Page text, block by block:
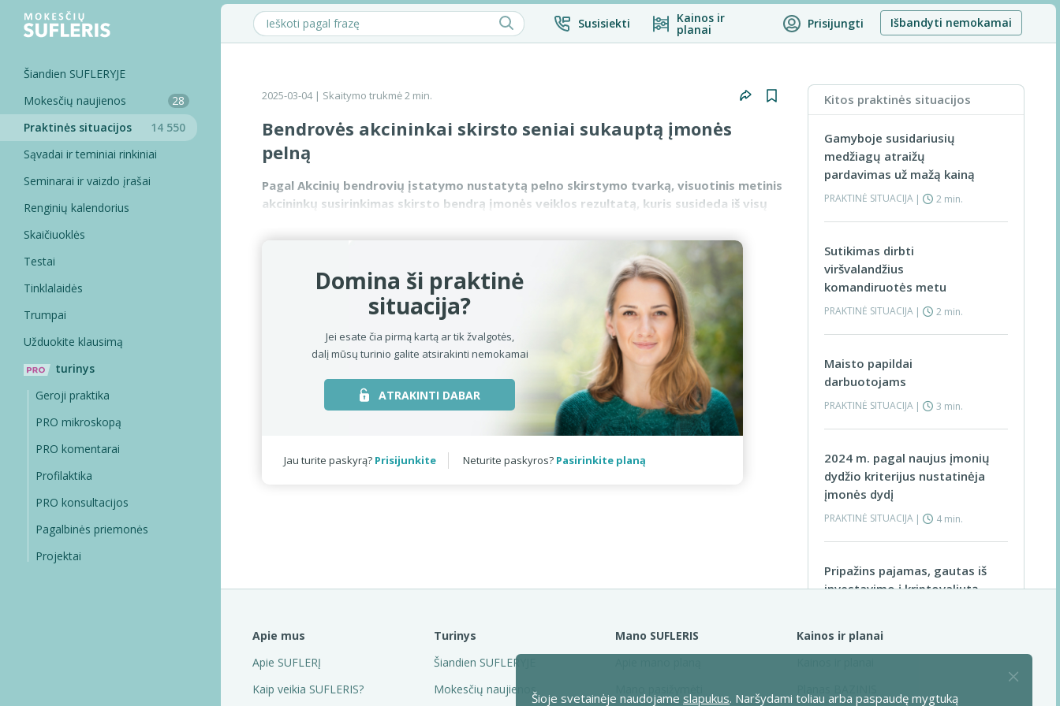
Šiandien SUFLERYJE
Mokesčių naujienos
28
Praktinės situacijos
14 550
Sąvadai ir teminiai rinkiniai
Seminarai ir vaizdo įrašai
Renginių kalendorius
Skaičiuoklės
Testai
Tinklalaidės
Trumpai
Užduokite klausimą
turinys
Geroji praktika
PRO mikroskopą
PRO komentarai
Profilaktika
PRO konsultacijos
Pagalbinės priemonės
Projektai
Susisiekti Kainos ir
planai Prisijungti Išbandyti nemokamai
2025-03-04| Skaitymo trukmė 2 min.
Bendrovės akcininkai skirsto seniai sukauptą įmonės
pelną
Pagal Akcinių bendrovių įstatymo nustatytą pelno skirstymo tvarką, visuotinis metinis
akcininkų susirinkimas skirsto bendrą įmonės veiklos rezultatą, kuris susideda iš visų
Domina ši praktinė
situacija?
Jei esate čia pirmą kartą ar tik žvalgotės,
dalį mūsų turinio galite atsirakinti nemokamai
ATRAKINTI DABAR
Jau turite paskyrą? Prisijunkite Neturite paskyros? Pasirinkite planą
Kitos praktinės situacijos
Gamyboje susidariusių
medžiagų atraižų
pardavimas už mažą kainą
PRAKTINĖ SITUACIJA | 2 min.
Sutikimas dirbti
viršvalandžius
komandiruotės metu
PRAKTINĖ SITUACIJA | 2 min.
Maisto papildai
darbuotojams
PRAKTINĖ SITUACIJA | 3 min.
2024 m. pagal naujus įmonių
dydžio kriterijus nustatinėja
įmonės dydį
PRAKTINĖ SITUACIJA | 4 min.
Pripažins pajamas, gautas iš
investavimo į kriptovaliutą
Visos praktinės situacijos >
Apie mus
Apie SUFLERĮ
Kaip veikia SUFLERIS?
Turinys
Šiandien SUFLERYJE
Mokesčių naujienos
Mano SUFLERIS
Kainos ir planai
Šioje svetainėje naudojame slapukus. Naršydami toliau arba paspaudę mygtuką